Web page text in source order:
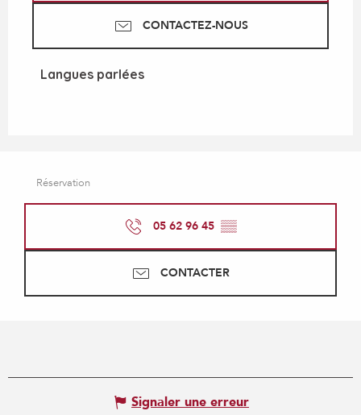
CONTACTEZ-NOUS
Langues parlées
Langues parlées
Réservation
05 62 96 45 ▒▒
CONTACTER
Signaler une erreur